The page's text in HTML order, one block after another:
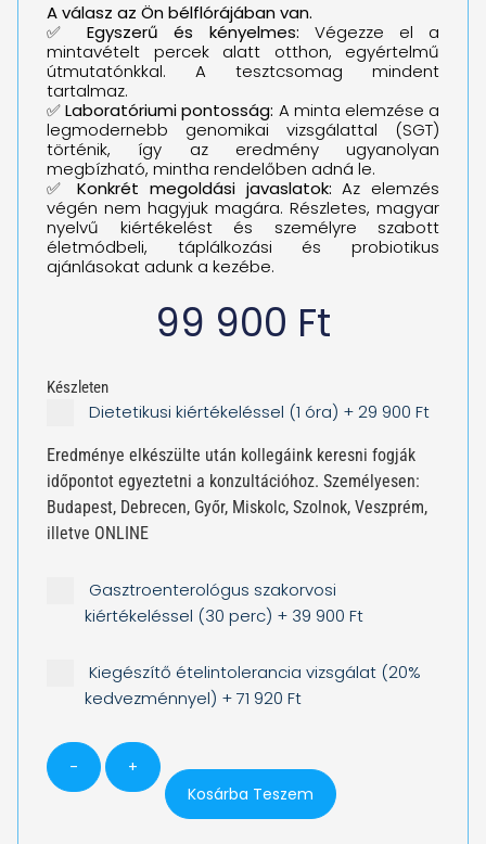
A válasz az Ön bélflórájában van.
✅Egyszerű és kényelmes: Végezze el a
mintavételt percek alatt otthon, egyértelmű
útmutatónkkal. A tesztcsomag mindent
tartalmaz.
✅Laboratóriumi pontosság: A minta elemzése a
legmodernebb genomikai vizsgálattal (SGT)
történik, így az eredmény ugyanolyan
megbízható, mintha rendelőben adná le.
✅Konkrét megoldási javaslatok: Az elemzés
végén nem hagyjuk magára. Részletes, magyar
nyelvű kiértékelést és személyre szabott
életmódbeli, táplálkozási és probiotikus
ajánlásokat adunk a kezébe.
99 900 Ft
Készleten
Dietetikusi kiértékeléssel (1 óra) + 29 900 Ft
Eredménye elkészülte után kollegáink keresni fogják
időpontot egyeztetni a konzultációhoz. Személyesen:
Budapest, Debrecen, Győr, Miskolc, Szolnok, Veszprém,
illetve ONLINE
Gasztroenterológus szakorvosi
kiértékeléssel (30 perc) + 39 900 Ft
Kiegészítő ételintolerancia vizsgálat (20%
kedvezménnyel) +71 920 Ft
-
+
Kosárba Teszem